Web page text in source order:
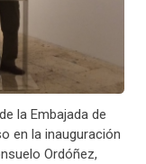
la Embajada de
en la inauguración
Ordóñez,